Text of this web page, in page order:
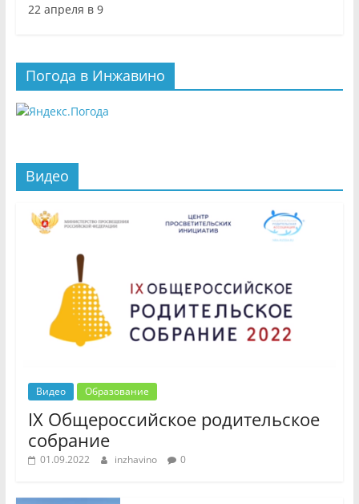
22 апреля в 9
Погода в Инжавино
Видео
Видео Образование
IX Общероссийское родительское
собрание
01.09.2022 inzhavino 0